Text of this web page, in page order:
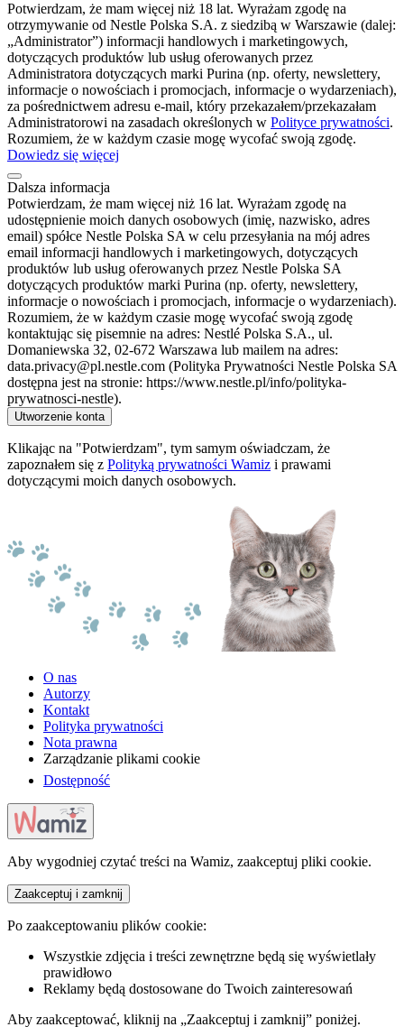
Potwierdzam, że mam więcej niż 18 lat. Wyrażam zgodę na
otrzymywanie od Nestle Polska S.A. z siedzibą w Warszawie (dalej:
„Administrator”) informacji handlowych i marketingowych,
dotyczących produktów lub usług oferowanych przez
Administratora dotyczących marki Purina (np. oferty, newslettery,
informacje o nowościach i promocjach, informacje o wydarzeniach),
za pośrednictwem adresu e-mail, który przekazałem/przekazałam
Administratorowi na zasadach określonych w Polityce prywatności.
Rozumiem, że w każdym czasie mogę wycofać swoją zgodę.
Dowiedz się więcej
Dalsza informacja
Potwierdzam, że mam więcej niż 16 lat. Wyrażam zgodę na
udostępnienie moich danych osobowych (imię, nazwisko, adres
email) spółce Nestle Polska SA w celu przesyłania na mój adres
email informacji handlowych i marketingowych, dotyczących
produktów lub usług oferowanych przez Nestle Polska SA
dotyczących produktów marki Purina (np. oferty, newslettery,
informacje o nowościach i promocjach, informacje o wydarzeniach).
Rozumiem, że w każdym czasie mogę wycofać swoją zgodę
kontaktując się pisemnie na adres: Nestlé Polska S.A., ul.
Domaniewska 32, 02-672 Warszawa lub mailem na adres:
data.privacy@pl.nestle.com (Polityka Prywatności Nestle Polska SA
dostępna jest na stronie: https://www.nestle.pl/info/polityka-
prywatnosci-nestle).
Utworzenie konta
Klikając na "Potwierdzam", tym samym oświadczam, że
zapoznałem się z Polityką prywatności Wamiz i prawami
dotyczącymi moich danych osobowych.
O nas
Autorzy
Kontakt
Polityka prywatności
Nota prawna
Zarządzanie plikami cookie
Dostępność
Aby wygodniej czytać treści na Wamiz, zaakceptuj pliki cookie.
Zaakceptuj i zamknij
Po zaakceptowaniu plików cookie:
Wszystkie zdjęcia i treści zewnętrzne będą się wyświetlały
prawidłowo
Reklamy będą dostosowane do Twoich zainteresowań
Aby zaakceptować, kliknij na „Zaakceptuj i zamknij” poniżej.